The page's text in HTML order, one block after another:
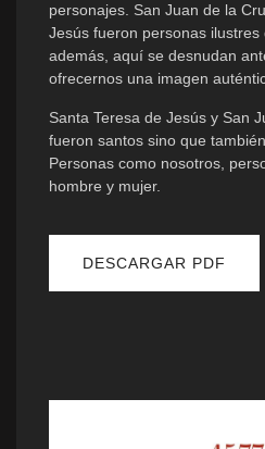
personajes. San Juan de la
Jesús fueron personas ilustres
además, aquí se desnudan
ofrecernos una imagen
Santa Teresa de Jesús y San
fueron santos sino que
Personas como nosotros,
hombre y mujer.
DESCARGAR PDF